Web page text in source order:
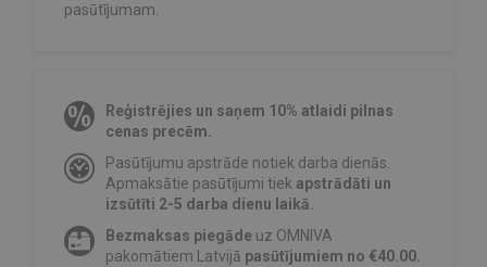
pasūtījumam.
Reģistrējies un saņem 10% atlaidi pilnas
cenas precēm.
Pasūtījumu apstrāde notiek darba dienās.
Apmaksātie pasūtījumi tiekapstrādāti un
izsūtīti 2-5 darba dienu laikā.
Bezmaksas piegāde uz OMNIVA
pakomātiem Latvijā pasūtījumiem no €40.00.